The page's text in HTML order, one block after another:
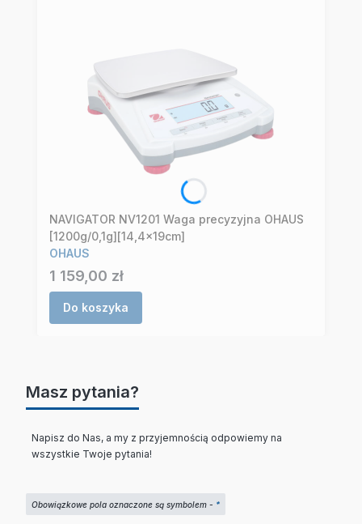
NAVIGATOR NV1201 Waga precyzyjna OHAUS
[1200g/0,1g][14,4x19cm]
OHAUS
Cena
1 159,00 zł
Do koszyka
Masz pytania?
Napisz do Nas, a my z przyjemnością odpowiemy na
wszystkie Twoje pytania!
Obowiązkowe pola oznaczone są symbolem - *